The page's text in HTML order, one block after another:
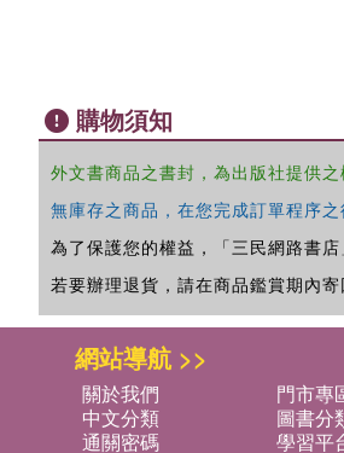
購物須知
外文書商品之書封，為出版社提供
無庫存之商品，在您完成訂單程序
為了保護您的權益，「三民網路書店
若要辦理退貨，請在商品鑑賞期內
網站導航 >>
關於我們 門市專
中文分類
圖書分
通關密碼
學習平